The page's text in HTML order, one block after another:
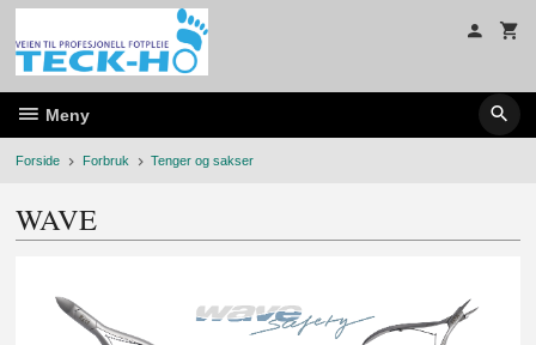
Gå
innholdet
Meny
Forside Forbruk Tenger og sakser
WAVE